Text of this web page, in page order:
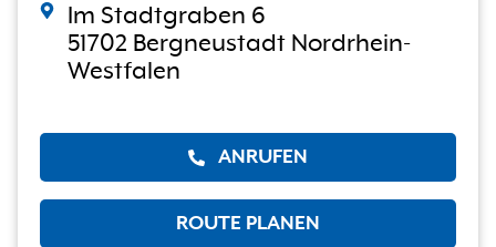
Im Stadtgraben 6
51702 Bergneustadt Nordrhein-
Westfalen
ANRUFEN
ROUTE PLANEN